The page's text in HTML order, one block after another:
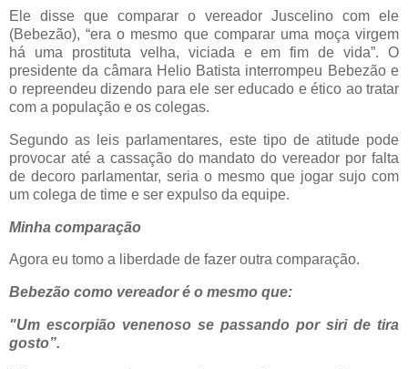
Ele disse que comparar o vereador Juscelino com ele
(Bebezão), “era o mesmo que comparar uma moça virgem
há uma prostituta velha, viciada e em fim de vida”. O
presidente da câmara Helio Batista interrompeu Bebezão e
o repreendeu dizendo para ele ser educado e ético ao tratar
com a população e os colegas.
Segundo as leis parlamentares, este tipo de atitude pode
provocar até a cassação do mandato do vereador por falta
de decoro parlamentar, seria o mesmo que jogar sujo com
um colega de time e ser expulso da equipe.
Minha comparação
Agora eu tomo a liberdade de fazer outra comparação.
Bebezão como vereador é o mesmo que:
"Um escorpião venenoso se passando por siri de tira
gosto”.